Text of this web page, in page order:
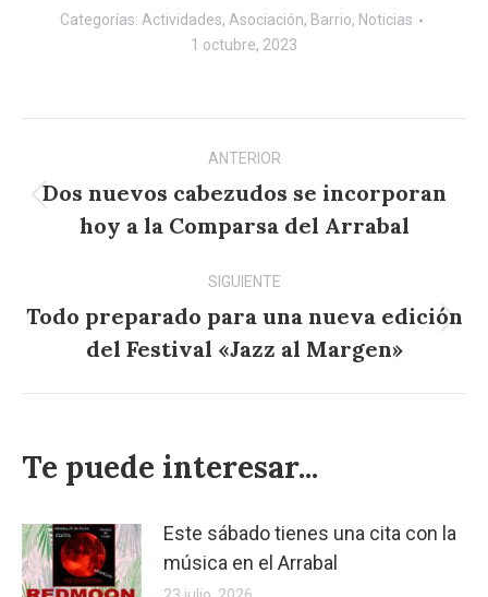
Categorías: Actividades, Asociación, Barrio, Noticias
1 octubre, 2023
Navegación
entre
publicaciones
ANTERIOR
Publicación
anterior:
Dos nuevos cabezudos se incorporan
hoy a la Comparsa del Arrabal
SIGUIENTE
Publicación
siguiente:
Todo preparado para una nueva edición
del Festival «Jazz al Margen»
Te puede interesar...
Este sábado tienes una cita con la
música en el Arrabal